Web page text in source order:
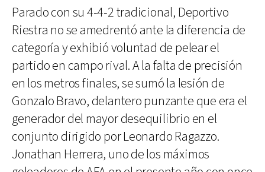
Parado con su 4-4-2 tradicional, Deportivo
Riestra no se amedrentó ante la diferencia de
categoría y exhibió voluntad de pelear el
partido en campo rival. A la falta de precisión
en los metros finales, se sumó la lesión de
Gonzalo Bravo, delantero punzante que era el
generador del mayor desequilibrio en el
conjunto dirigido por Leonardo Ragazzo.
Jonathan Herrera, uno de los máximos